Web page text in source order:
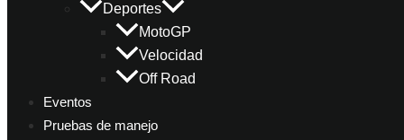
Deportes
MotoGP
Velocidad
Off Road
Eventos
Pruebas de manejo